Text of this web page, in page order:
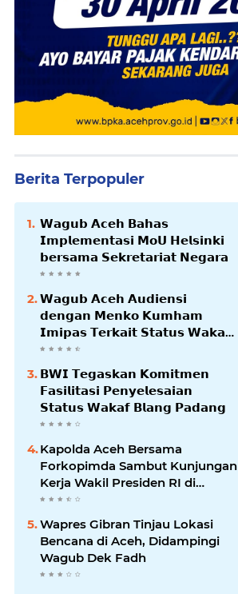
Berita Terpopuler
𝗪𝗮𝗴𝘂𝗯 𝗔𝗰𝗲𝗵 𝗕𝗮𝗵𝗮𝘀
𝗜𝗺𝗽𝗹𝗲𝗺𝗲𝗻𝘁𝗮𝘀𝗶 𝗠𝗼𝗨 𝗛𝗲𝗹𝘀𝗶𝗻𝗸𝗶
𝗯𝗲𝗿𝘀𝗮𝗺𝗮 𝗦𝗲𝗸𝗿𝗲𝘁𝗮𝗿𝗶𝗮𝘁 𝗡𝗲𝗴𝗮𝗿𝗮
𝗪𝗮𝗴𝘂𝗯 𝗔𝗰𝗲𝗵 𝗔𝘂𝗱𝗶𝗲𝗻𝘀𝗶
𝗱𝗲𝗻𝗴𝗮𝗻 𝗠𝗲𝗻𝗸𝗼 𝗞𝘂𝗺𝗵𝗮𝗺
𝗜𝗺𝗶𝗽𝗮𝘀 𝗧𝗲𝗿𝗸𝗮𝗶𝘁 𝗦𝘁𝗮𝘁𝘂𝘀 𝗪𝗮𝗸𝗮𝗳
𝗕𝗹𝗮𝗻𝗴𝗽𝗮𝗱𝗮𝗻𝗴
𝗕𝗪𝗜 𝗧𝗲𝗴𝗮𝘀𝗸𝗮𝗻 𝗞𝗼𝗺𝗶𝘁𝗺𝗲𝗻
𝗙𝗮𝘀𝗶𝗹𝗶𝘁𝗮𝘀𝗶 𝗣𝗲𝗻𝘆𝗲𝗹𝗲𝘀𝗮𝗶𝗮𝗻
𝗦𝘁𝗮𝘁𝘂𝘀 𝗪𝗮𝗸𝗮𝗳 𝗕𝗹𝗮𝗻𝗴 𝗣𝗮𝗱𝗮𝗻𝗴
Kapolda Aceh Bersama
Forkopimda Sambut Kunjungan
Kerja Wakil Presiden RI di
Kabupaten Bireuen
Wapres Gibran Tinjau Lokasi
Bencana di Aceh, Didampingi
Wagub Dek Fadh